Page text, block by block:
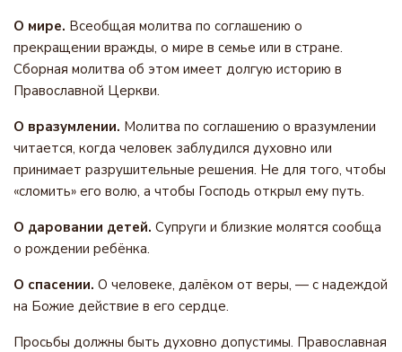
О мире. Всеобщая молитва по соглашению о
прекращении вражды, о мире в семье или в стране.
Сборная молитва об этом имеет долгую историю в
Православной Церкви.
О вразумлении. Молитва по соглашению о вразумлении
читается, когда человек заблудился духовно или
принимает разрушительные решения. Не для того, чтобы
«сломить» его волю, а чтобы Господь открыл ему путь.
О даровании детей. Супруги и близкие молятся сообща
о рождении ребёнка.
О спасении. О человеке, далёком от веры, — с надеждой
на Божие действие в его сердце.
Просьбы должны быть духовно допустимы. Православная